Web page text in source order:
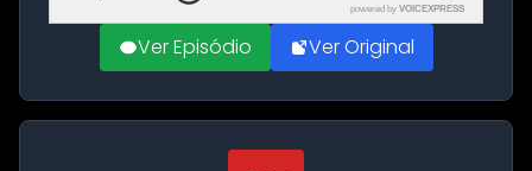
powered by VOICEXPRESS
Ver Episódio Ver Original